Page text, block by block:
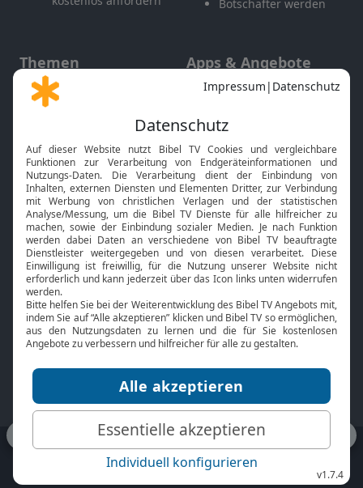
Botschafter werden
Themen
Gott und Bibel erklärt
Neuigkeiten
Apps & Angebote
Mobile App
Smart TV
HbbTV
Bibelthek Online-Bibel
Nächster Gottesdienst
Bibel TV
Über uns
Jobs
Mediadaten
Service
Kontakt
TV-Empfang
bibeltv.de: Impressum
Datenschutz
Nutzungsbedingungen
Fakten Bibel TV App